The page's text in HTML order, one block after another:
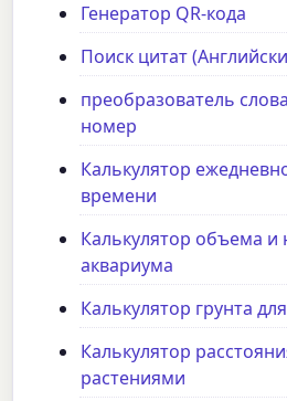
Генератор QR-кода
Поиск цитат
преобразователь
номер
Калькулятор
времени
Калькулятор объема и
аквариума
Калькулятор грунта
Калькулятор
растениями